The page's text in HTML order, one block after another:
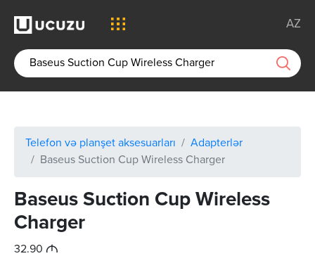
AZ
Telefon və planşet aksesuarları
Adapterlər
Baseus Suction Cup Wireless Charger
Baseus Suction Cup Wireless
Charger
32.90 M